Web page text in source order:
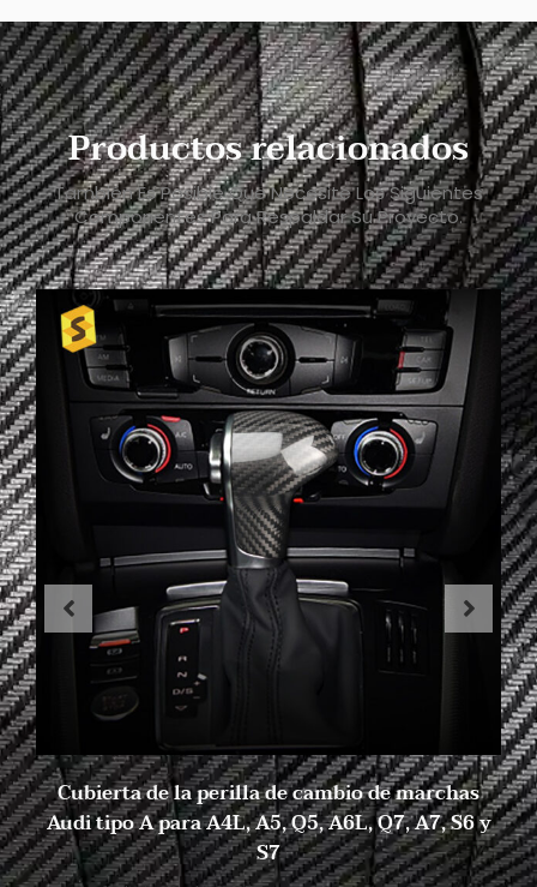
Productos relacionados
También Es Posible Que Necesite Los Siguientes
Componentes Para Respaldar Su Proyecto.
Cubierta de la perilla de cambio de marchas
Audi tipo A para A4L, A5, Q5, A6L, Q7, A7, S6 y
S7